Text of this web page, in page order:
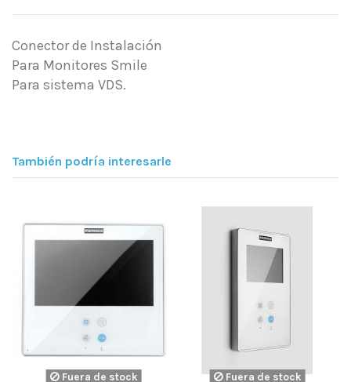
Conector de Instalación
Para Monitores Smile
Para sistema VDS.
También podría interesarle
Fuera de stock Fuera de stock